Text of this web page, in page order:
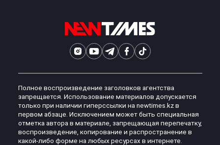
Полное воспроизведение заголовков агентства
запрещается. Использование материалов допускается
только при наличии гиперссылки на newtimes.kz в
первом абзаце. Исключением может быть специальная
отметка автора в материале, запрещающая перепечатку,
воспроизведение, копирование и распространение в
какой-либо форме на любых ресурсах в интернете.